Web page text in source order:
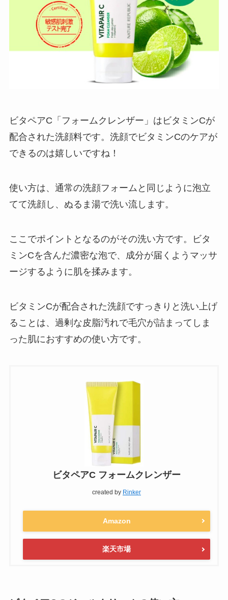
ビタペアC「フォームクレンザー」はビタミンCが
配合された洗顔料です。洗顔でビタミンCのケアが
できるのは嬉しいですね！
使い方は、通常の洗顔フォームと同じように泡立
てて洗顔し、ぬるま湯で洗い流します。
ここでポイントとなるのがその洗い方です。ビタ
ミンCを含んだ濃密な泡で、成分が届くようマッサ
ージするように肌を揉みます。
ビタミンCが配合された洗顔ですっきりと洗い上げ
ることは、過剰な皮脂汚れで毛穴が詰まってしま
った肌におすすめの使い方です。
ビタペアC フォームクレンザー
created by Rinker
Amazon
楽天市場